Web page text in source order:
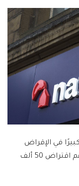
في الإقراض
العقاري، مما يعني أن بعض العملاء يمكنهم اقتراض 50 ألف